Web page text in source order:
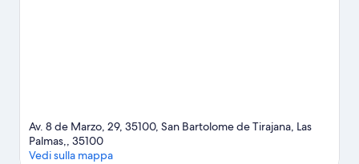
Av. 8 de Marzo, 29, 35100, San Bartolome de Tirajana, Las
Palmas,, 35100
Vedi sulla mappa